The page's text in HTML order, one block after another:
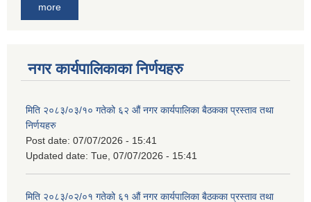
more
नगर कार्यपालिकाका निर्णयहरु
मिति २०८३/०३/१० गतेको ६२ औं नगर कार्यपालिका बैठकका प्रस्ताव तथा
निर्णयहरु
Post date: 07/07/2026 - 15:41
Updated date: Tue, 07/07/2026 - 15:41
मिति २०८३/०२/०१ गतेको ६१ औं नगर कार्यपालिका बैठकका प्रस्ताव तथा